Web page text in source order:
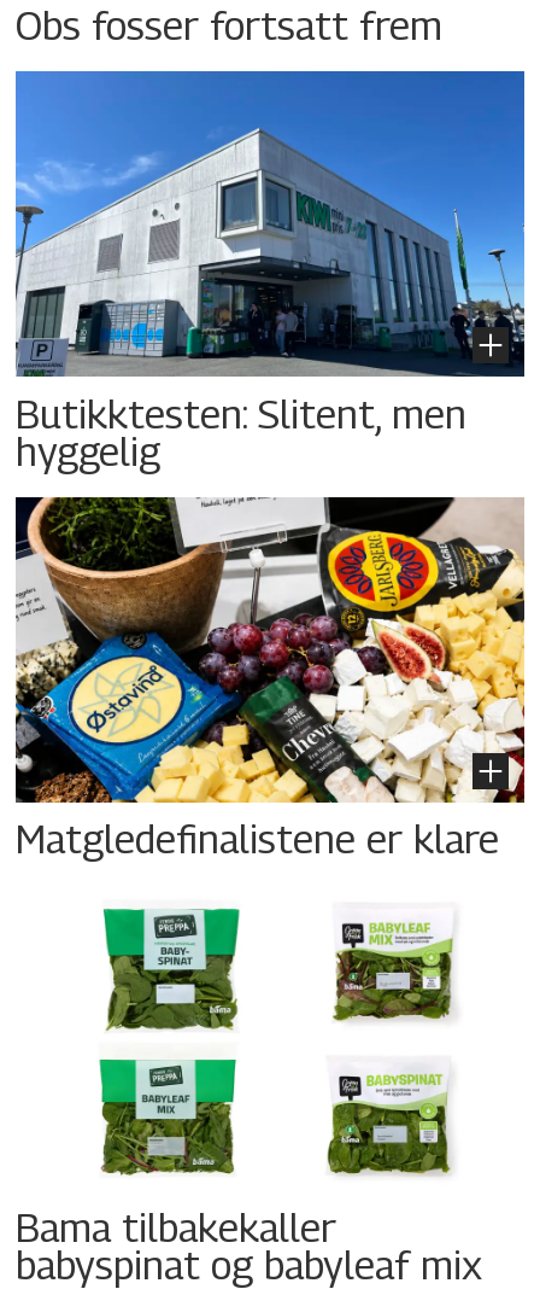
Obs fosser fortsatt frem
Butikktesten: Slitent, men
hyggelig
Matgledefinalistene er klare
Bama tilbakekaller
babyspinat og babyleaf mix